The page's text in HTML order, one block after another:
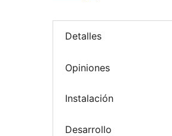
Detalles
Opiniones
Instalación
Desarrollo